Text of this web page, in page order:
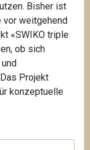
Bisher ist
vor weitgehend
«SWIKO triple
ob sich
Projekt
konzeptuelle